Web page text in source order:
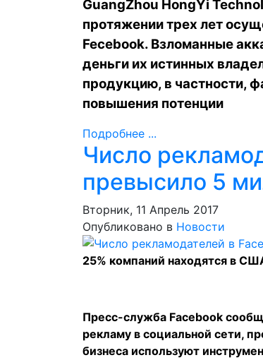
GuangZhou HongYi
протяжении трех лет
Fecebook. Взломанные
деньги их истинных
продукцию, в частности,
повышения потенции
Подробнее ...
Число
превысило 5
Вторник, 11 Апрель 2017
Опубликовано в Новости
25% компаний находятся в
Пресс-служба Facebook
рекламу в социальной сети,
бизнеса используют